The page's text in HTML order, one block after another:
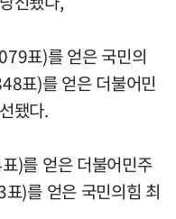
표)를 얻은 국민의
표)를 얻은 더불어민
됐다.
)를 얻은 더불어민주
)를 얻은 국민의힘 최